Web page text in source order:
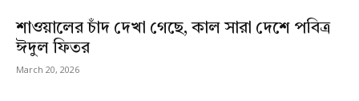
শাওয়ালের চাঁদ দেখা গেছে, কাল সারা দেশে পবিত্র
ঈদুল ফিতর
March 20, 2026